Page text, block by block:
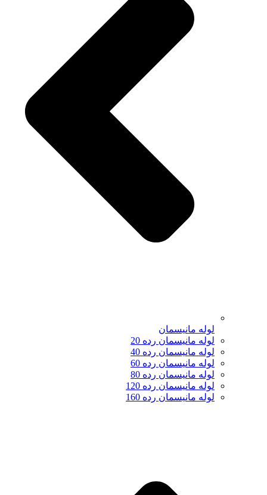
لوله مانیسمان
لوله مانیسمان رده 20
لوله مانیسمان رده 40
لوله مانیسمان رده 60
لوله مانیسمان رده 80
لوله مانیسمان رده 120
لوله مانیسمان رده 160